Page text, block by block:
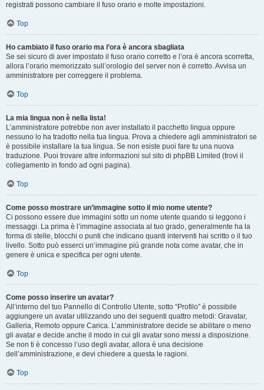
registrati possono cambiare il fuso orario e molte impostazioni.
Top
Ho cambiato il fuso orario ma l’ora è ancora sbagliata
Se sei sicuro di aver impostato il fuso orario corretto e l’ora è ancora scorretta,
allora l’orario memorizzato sull’orologio del server non è corretto. Avvisa un
amministratore per correggere il problema.
Top
La mia lingua non è nella lista!
L’amministratore potrebbe non aver installato il pacchetto lingua oppure
nessuno lo ha tradotto nella tua lingua. Prova a chiedere agli amministratori se
è possibile installare la tua lingua. Se non esiste puoi fare tu una nuova
traduzione. Puoi trovare altre informazioni sul sito di phpBB Limited (trovi il
collegamento in fondo ad ogni pagina).
Top
Come posso mostrare un’immagine sotto il mio nome utente?
Ci possono essere due immagini sotto un nome utente quando si leggono i
messaggi. La prima è l’immagine associata al tuo grado, generalmente ha la
forma di stelle, blocchi o punti che indicano quanti interventi hai scritto o il tuo
livello. Sotto può esserci un’immagine più grande nota come avatar, che in
genere è unica e specifica per ogni utente.
Top
Come posso inserire un avatar?
All’interno del tuo Pannello di Controllo Utente, sotto “Profilo” è possibile
aggiungere un avatar utilizzando uno dei seguenti quattro metodi: Gravatar,
Galleria, Remoto oppure Carica. L’amministratore decide se abilitare o meno
gli avatar e decide anche il modo in cui gli avatar sono messi a disposizione.
Se non ti è concesso l’uso degli avatar, allora è una decisione
dell’amministrazione, e devi chiedere a questa le ragioni.
Top